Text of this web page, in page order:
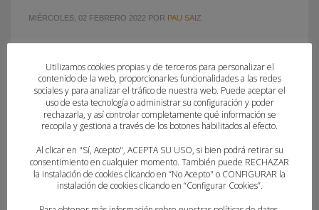
MIÉRCOLES, 02 FEBRERO 2022 POR PAU SAIZ
Centro de Alto Rendimiento de Sierra Nevada (Granada)
entre el 28 de febrero y el 6 de marzo El Centro de Alto
Rendimiento de Sierra Nevada abrirá sus puertas del 28 de
febrero al 6 de marzo para acoger a las Guerreras de
la Generación 2004-2005 citadas por Pablo Perea,
seleccionador juvenil femenino,
PUBLICADO EN CLUBES ,FEDERACION
Utilizamos cookies propias y de terceros para personalizar el
contenido de la web, proporcionarles funcionalidades a las redes
sociales y para analizar el tráfico de nuestra web. Puede aceptar el
uso de esta tecnología o administrar su configuración y poder
rechazarla, y así controlar completamente qué información se
recopila y gestiona a través de los botones habilitados al efecto.
Al clicar en "Sí, Acepto", ACEPTA SU USO, si bien podrá retirar su
consentimiento en cualquier momento. También puede RECHAZAR
la instalación de cookies clicando en “No Acepto" o CONFIGURAR la
instalación de cookies clicando en “Configurar Cookies”.